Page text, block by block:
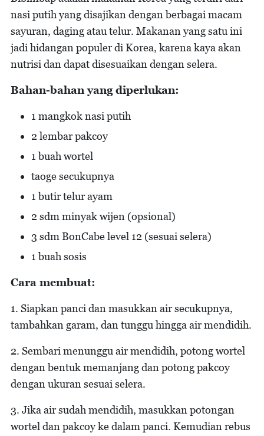
nasi putih yang disajikan dengan berbagai macam
sayuran, daging atau telur. Makanan yang satu ini
jadi hidangan populer di Korea, karena kaya akan
nutrisi dan dapat disesuaikan dengan selera.
Bahan-bahan yang diperlukan:
1 mangkok nasi putih
2 lembar pakcoy
1 buah wortel
taoge secukupnya
1 butir telur ayam
2 sdm minyak wijen (opsional)
3 sdm BonCabe level 12 (sesuai selera)
1 buah sosis
Cara membuat:
1. Siapkan panci dan masukkan air secukupnya,
tambahkan garam, dan tunggu hingga air mendidih.
2. Sembari menunggu air mendidih, potong wortel
dengan bentuk memanjang dan potong pakcoy
dengan ukuran sesuai selera.
3. Jika air sudah mendidih, masukkan potongan
wortel dan pakcoy ke dalam panci. Kemudian rebus